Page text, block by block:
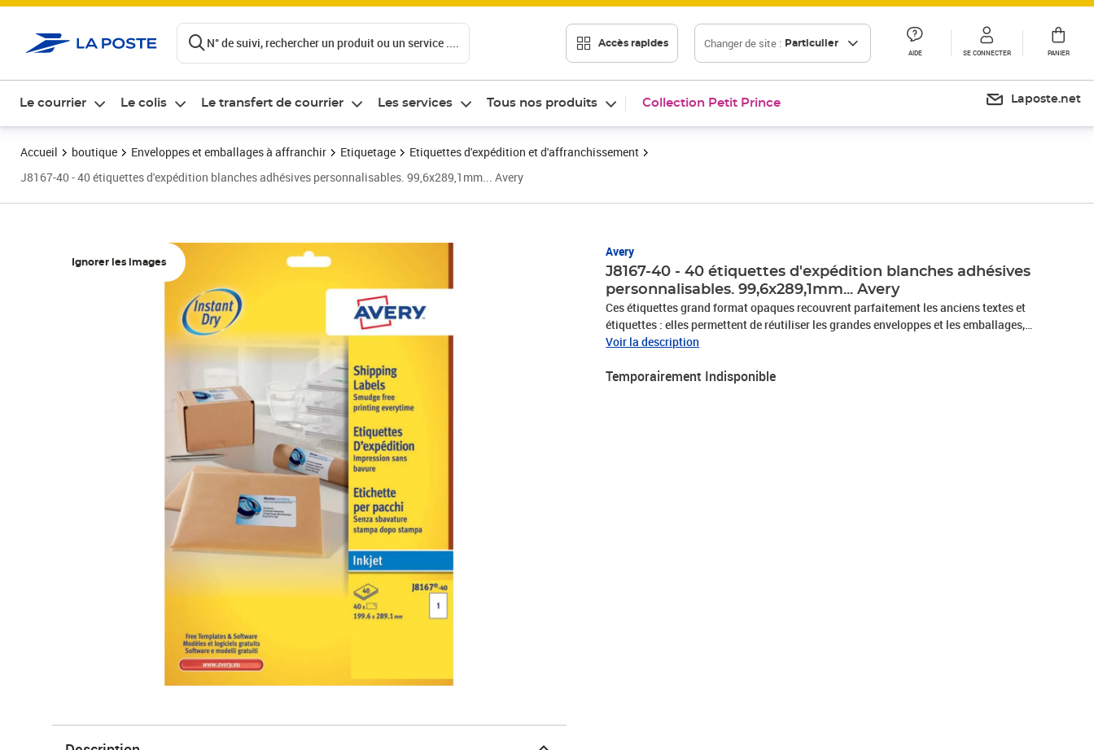
N° de suivi, rechercher un produit ou un service .... Accès rapides Changer de site : Particulier
AIDE SE CONNECTER PANIER
Le courrier Le colis Le transfert de courrier Les services Tous nos produits Collection Petit Prince Laposte.net
Accueil boutique Enveloppes et emballages à affranchir Etiquetage
Etiquettes d'expédition et d'affranchissement
J8167-40 - 40 étiquettes d'expédition blanches adhésives personnalisables. 99,6x289,1mm... Avery
Ignorer les images
Avery
J8167-40 - 40 étiquettes d'expédition blanches adhésives
personnalisables. 99,6x289,1mm... Avery
Ces étiquettes grand format opaques recouvrent parfaitement les anciens textes et
étiquettes : elles permettent de réutiliser les grandes enveloppes et les emballages,
Code Logiciel : J8167, Personnalisable en ligne sur avery.fr, Excellent rendu
Voir la description
Temporairement Indisponible